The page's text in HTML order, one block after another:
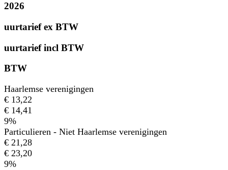
2026
uurtarief ex BTW
uurtarief incl BTW
BTW
Haarlemse verenigingen
€ 13,22
€ 14,41
9%
Particulieren - Niet Haarlemse verenigingen
€ 21,28
€ 23,20
9%